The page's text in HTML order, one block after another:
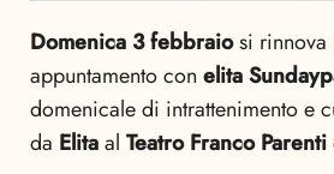
Domenica 3 febbraiosi rinnova
appuntamento con elita
domenicale di intrattenimento e
da Elitaal Teatro Franco Parenti